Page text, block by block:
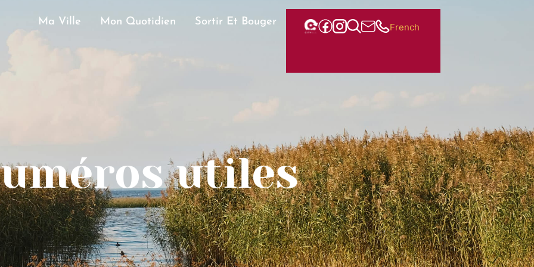
Ma Ville Mon Quotidien Sortir Et Bouger French
utiles